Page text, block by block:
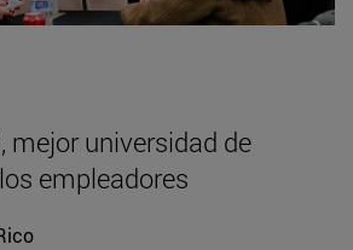
mejor universidad de
empleadores